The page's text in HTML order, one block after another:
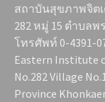
สถาบันสุขภาพจิต
282 หมู่ 15 ตำบล
โทรศัพท์ 0-4391-
Eastern Institute
No.282 Village
Province